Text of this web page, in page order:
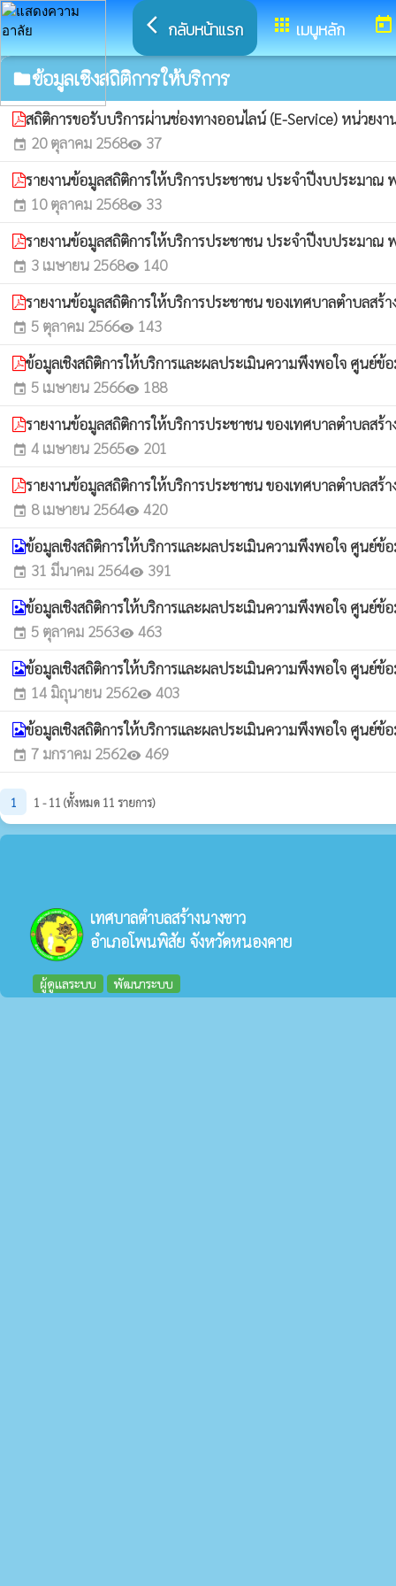
arrow_back_ios กลับหน้าแรก appsเมนูหลัก today
folderข้อมูลเชิงสถิติการให้บริการ
สถิติการขอรับบริการผ่านช่องทางออนไลน์ (E-Service) หน่วย
event 20 ตุลาคม 2568visibility 37
รายงานข้อมูลสถิติการให้บริการประชาชน ประจำปีงบประมาณ
event 10 ตุลาคม 2568visibility 33
รายงานข้อมูลสถิติการให้บริการประชาชน ประจำปีงบประมาณ
event 3 เมษายน 2568visibility 140
รายงานข้อมูลสถิติการให้บริการประชาชน ของเทศบาลตำบลส
event 5 ตุลาคม 2566visibility 143
ข้อมูลเชิงสถิติการให้บริการและผลประเมินความพึงพอใจ ศูนย์
event 5 เมษายน 2566visibility 188
รายงานข้อมูลสถิติการให้บริการประชาชน ของเทศบาลตำบลส
event 4 เมษายน 2565visibility 201
รายงานข้อมูลสถิติการให้บริการประชาชน ของเทศบาลตำบลส
event 8 เมษายน 2564visibility 420
ข้อมูลเชิงสถิติการให้บริการและผลประเมินความพึงพอใจ ศูนย์
event 31 มีนาคม 2564visibility 391
ข้อมูลเชิงสถิติการให้บริการและผลประเมินความพึงพอใจ ศูนย์ข้
event 5 ตุลาคม 2563visibility 463
ข้อมูลเชิงสถิติการให้บริการและผลประเมินความพึงพอใจ ศูนย์ข้
event 14 มิถุนายน 2562visibility 403
ข้อมูลเชิงสถิติการให้บริการและผลประเมินความพึงพอใจ ศูนย์ข้
event 7 มกราคม 2562visibility 469
1 1 - 11 (ทั้งหมด 11 รายการ)
เทศบาลตำบลสร้างนางขาว
อำเภอโพนพิสัย จังหวัดหนองคาย
ผู้ดูแลระบบ พัฒนาระบบ